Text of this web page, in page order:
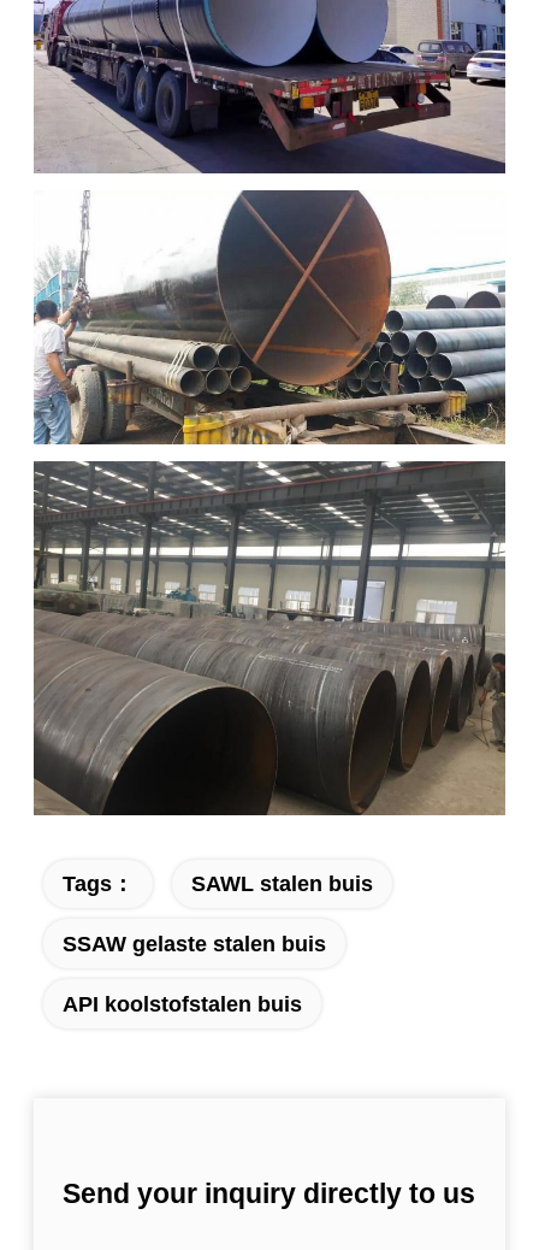
Tags： SAWL stalen buis
SSAW gelaste stalen buis
API koolstofstalen buis
Send your inquiry directly to us